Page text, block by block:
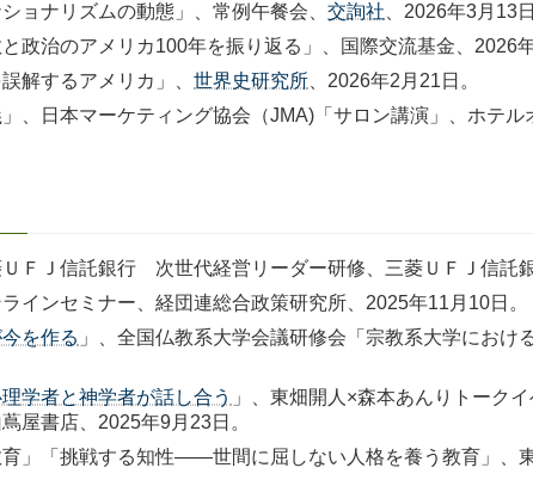
ョナリズムの動態」、常例午餐会、 交詢社、2026年3月13日
政治のアメリカ100年を振り返る」、国際交流基金、2026年
解するアメリカ」、 世界史研究所、2026年2月21日。
、日本マーケティング協会（JMA)「サロン講演」、ホテル
ＵＦＪ信託銀行 次世代経営リーダー研修、三菱ＵＦＪ信託
インセミナー、経団連総合政策研究所、2025年11月10日。
を作る 」、全国仏教系大学会議研修会「宗教系大学にお
学者と神学者が話し合う 」、東畑開人×森本あんりトーク
屋書店、2025年9月23日。
」「挑戦する知性――世間に屈しない人格を養う教育」、